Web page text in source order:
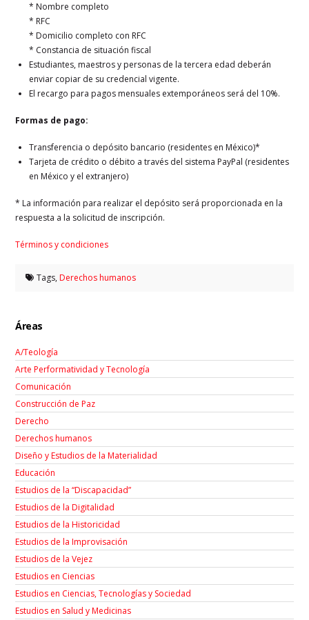
* Nombre completo
* RFC
* Domicilio completo con RFC
* Constancia de situación fiscal
Estudiantes, maestros y personas de la tercera edad deberán
enviar copiar de su credencial vigente.
El recargo para pagos mensuales extemporáneos será del 10%.
Formas de pago:
Transferencia o depósito bancario (residentes en México)*
Tarjeta de crédito o débito a través del sistema PayPal (residentes
en México y el extranjero)
* La información para realizar el depósito será proporcionada en la
respuesta a la solicitud de inscripción.
Términos y condiciones
Tags,Derechos humanos
Áreas
A/Teología
Arte Performatividad y Tecnología
Comunicación
Construcción de Paz
Derecho
Derechos humanos
Diseño y Estudios de la Materialidad
Educación
Estudios de la “Discapacidad”
Estudios de la Digitalidad
Estudios de la Historicidad
Estudios de la Improvisación
Estudios de la Vejez
Estudios en Ciencias
Estudios en Ciencias, Tecnologías y Sociedad
Estudios en Salud y Medicinas